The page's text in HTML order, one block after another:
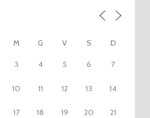
M G V S D
3 4 5 6 7
10 11 12 13 14
17 18 19 20 21